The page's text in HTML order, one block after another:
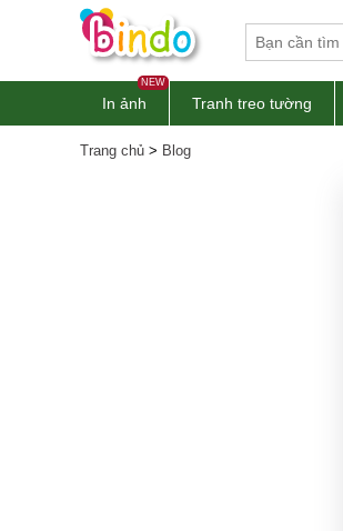
NEW
In ảnh Tranh treo tường
Trang chủ > Blog